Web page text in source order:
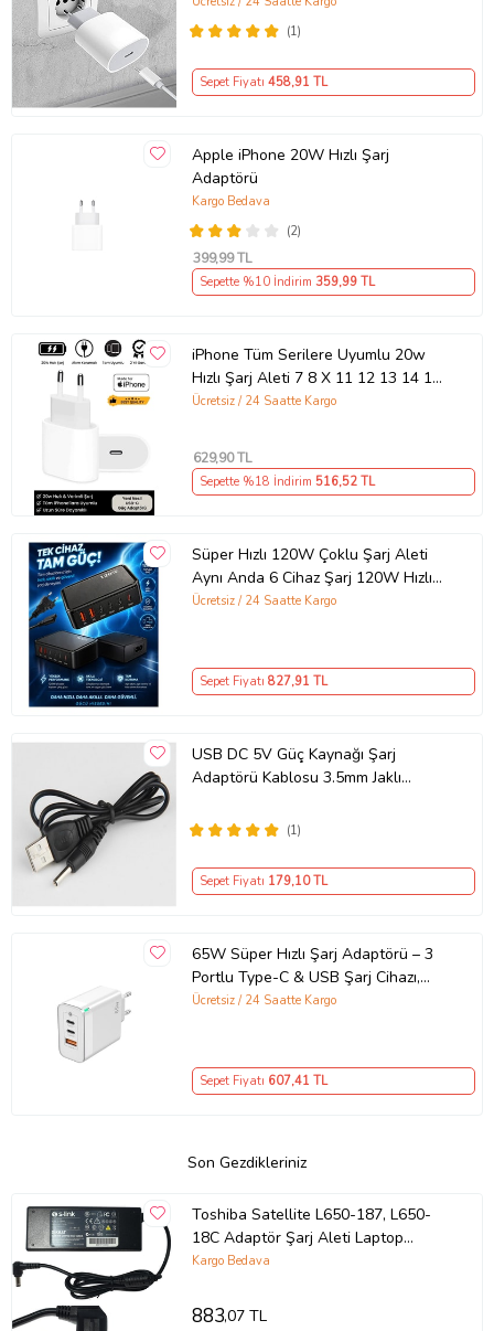
(1)
Sepet Fiyatı 458,91 TL
Apple iPhone 20W Hızlı Şarj
Adaptörü
(2)
Kargo Bedava
399,99 TL
Sepette %10 İndirim 359,99 TL
iPhone Tüm Serilere Uyumlu 20w
Hızlı Şarj Aleti 7 8 X 11 12 13 14 15
16 İçin Type-C Girişli Adaptör
Ücretsiz / 24 Saatte Kargo
629,90 TL
Sepette %18 İndirim 516,52 TL
Süper Hızlı 120W Çoklu Şarj Aleti
Aynı Anda 6 Cihaz Şarj 120W Hızlı
Şarj İstasyonu Çoklu USB & Type-C
Ücretsiz / 24 Saatte Kargo
Sepet Fiyatı 827,91 TL
USB DC 5V Güç Kaynağı Şarj
Adaptörü Kablosu 3.5mm Jaklı
(1)
Sepet Fiyatı 179,10 TL
65W Süper Hızlı Şarj Adaptörü – 3
Portlu Type-C & USB Şarj Cihazı,
GaN Teknolojili 65W Hızlı Şarj Cihazı
Adaptörü – Type-C ve USB Çıkışlı,
Evrensel 65W Duvar Tipi Şarj
Ücretsiz / 24 Saatte Kargo
Sepet Fiyatı 607,41 TL
Son Gezdikleriniz
Toshiba Satellite L650-187, L650-
18C Adaptör Şarj Aleti Laptop
Adaptörü (Siyah)
Kargo Bedava
883,07 TL